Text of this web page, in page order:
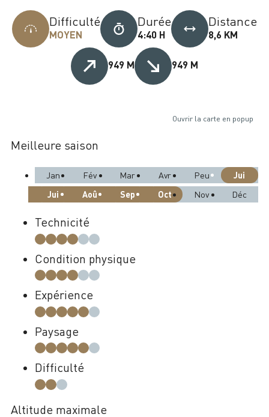
Difficulté
MOYEN
Durée
4:40 H
Distance
8,6 KM
949 M 949 M
Ouvrir la carte en popup
Meilleure saison
Jan Fév Mar Avr Peu
Jui
Jui
Aoû Sep Oct Nov Déc
Technicité
Condition physique
Expérience
Paysage
Difficulté
Altitude maximale